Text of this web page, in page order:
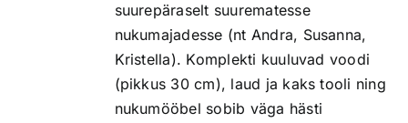
suurepäraselt suurematesse
nukumajadesse (nt Andra, Susanna,
Kristella). Komplekti kuuluvad voodi
(pikkus 30 cm), laud ja kaks tooli ning
nukumööbel sobib väga hästi